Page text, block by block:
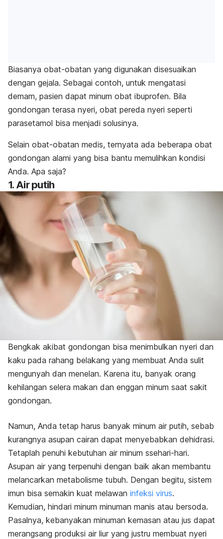
Biasanya obat-obatan yang digunakan disesuaikan
dengan gejala. Sebagai contoh, untuk mengatasi
demam, pasien dapat minum obat ibuprofen. Bila
gondongan terasa nyeri, obat pereda nyeri seperti
parasetamol bisa menjadi solusinya.
Selain obat-obatan medis, ternyata ada beberapa obat
gondongan alami yang bisa bantu memulihkan kondisi
Anda. Apa saja?
1. Air putih
Bengkak akibat gondongan bisa menimbulkan nyeri dan
kaku pada rahang belakang yang membuat Anda sulit
mengunyah dan menelan. Karena itu, banyak orang
kehilangan selera makan dan enggan minum saat sakit
gondongan.
Namun, Anda tetap harus banyak minum air putih, sebab
kurangnya asupan cairan dapat menyebabkan dehidrasi.
Tetaplah penuhi kebutuhan air minum ssehari-hari.
Asupan air yang terpenuhi dengan baik akan membantu
melancarkan metabolisme tubuh. Dengan begitu, sistem
imun bisa semakin kuat melawan infeksi virus.
Kemudian, hindari minum minuman manis atau bersoda.
Pasalnya, kebanyakan minuman kemasan atau jus dapat
merangsang produksi air liur yang justru membuat nyeri